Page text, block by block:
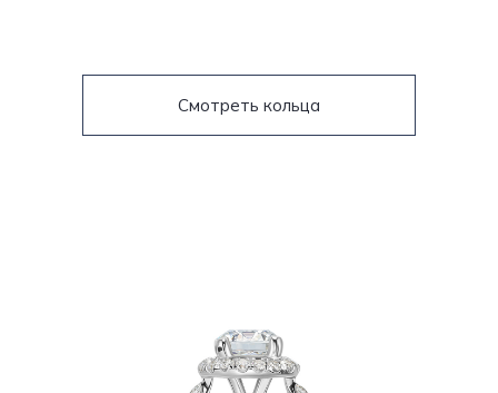
Смотреть кольца